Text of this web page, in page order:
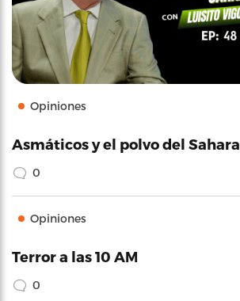
Opiniones
Asmáticos y el polvo del Sahara
0
Opiniones
Terror a las 10 AM
0